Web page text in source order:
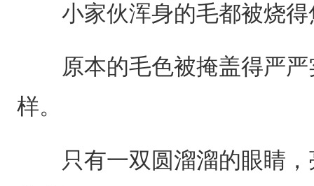
小家伙浑身的毛都被烧得
原本的毛色被掩盖得严严
样。
只有一双圆溜溜的眼睛，